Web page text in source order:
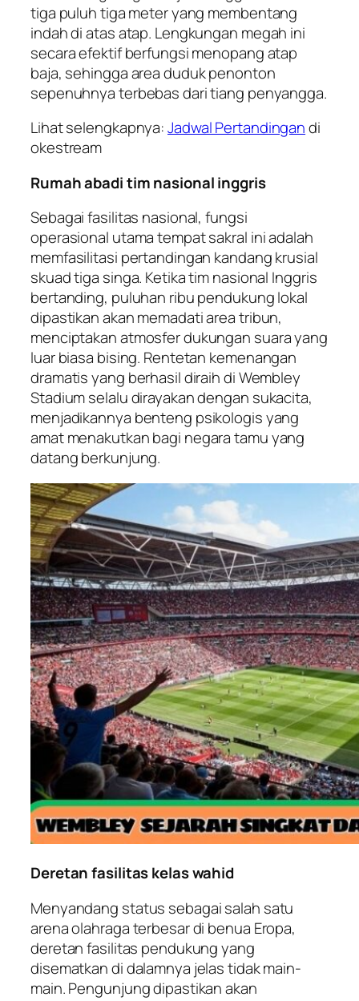
tiga puluh tiga meter yang membentang
indah di atas atap. Lengkungan megah ini
secara efektif berfungsi menopang atap
baja, sehingga area duduk penonton
sepenuhnya terbebas dari tiang penyangga.
Lihat selengkapnya:Jadwal Pertandingandi
okestream
Rumah abadi tim nasional inggris
Sebagai fasilitas nasional, fungsi
operasional utama tempat sakral ini adalah
memfasilitasi pertandingan kandang krusial
skuad tiga singa. Ketika tim nasional Inggris
bertanding, puluhan ribu pendukung lokal
dipastikan akan memadati area tribun,
menciptakan atmosfer dukungan suara yang
luar biasa bising. Rentetan kemenangan
dramatis yang berhasil diraih di Wembley
Stadium selalu dirayakan dengan sukacita,
menjadikannya benteng psikologis yang
amat menakutkan bagi negara tamu yang
datang berkunjung.
Deretan fasilitas kelas wahid
Menyandang status sebagai salah satu
arena olahraga terbesar di benua Eropa,
deretan fasilitas pendukung yang
disematkan di dalamnya jelas tidak main-
main. Pengunjung dipastikan akan